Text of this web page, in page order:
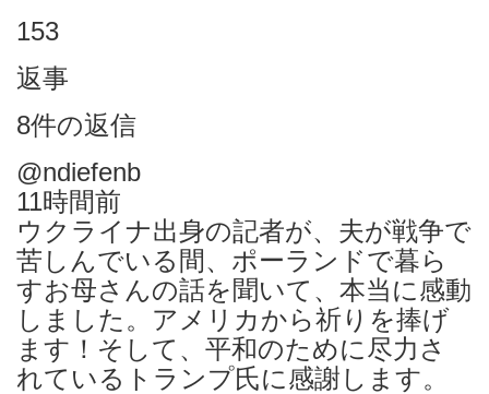
153
返事
8件の返信
@ndiefenb
11時間前
ウクライナ出身の記者が、夫が戦争で
苦しんでいる間、ポーランドで暮ら
すお母さんの話を聞いて、本当に感動
しました。アメリカから祈りを捧げ
ます！そして、平和のために尽力さ
れているトランプ氏に感謝します。